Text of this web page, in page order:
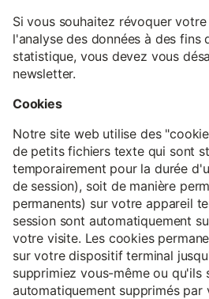
Si vous souhaitez révoquer
l'analyse des données à des fins
statistique, vous devez vous
newsletter.
Cookies
Notre site web utilise des
de petits fichiers texte qui sont
temporairement pour la durée
de session), soit de manière
permanents) sur votre appareil
session sont automatiquement
votre visite. Les cookies
sur votre dispositif terminal
supprimiez vous-même ou qu'ils
automatiquement supprimés par